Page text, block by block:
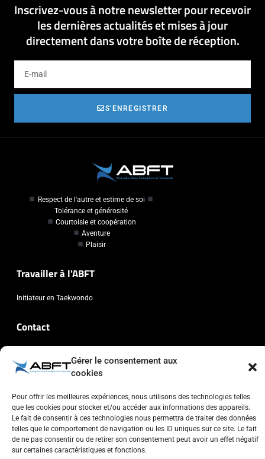
Gérer le consentement aux
cookies
Pour offrir les meilleures expériences, nous utilisons des technologies telles
que les cookies pour stocker et/ou accéder aux informations des appareils.
Le fait de consentir à ces technologies nous permettra de traiter des données
telles que le comportement de navigation ou les ID uniques sur ce site. Le fait
de ne pas consentir ou de retirer son consentement peut avoir un effet négatif
sur certaines caractéristiques et fonctions.
Inscrivez-vous à notre newsletter pour recevoir
les dernières actualités et mises à jour
directement dans votre boîte de réception.
S'ENREGISTRER
Respect de l'autre et estime de soi
Tolérance et générosité
Courtoisie et coopération
Aventure
Plaisir
Travailler à l'ABFT
Initiateur en Taekwondo
Contact
Chaussée de Wavre, 2057 - 1160 Auderghem
+32 (0)2 347 34 77